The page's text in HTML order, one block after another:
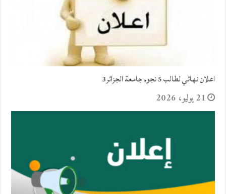
اعلان نهائي لطالب 5 نجوم جامعة الجزائر3
21 يوليو، 2026